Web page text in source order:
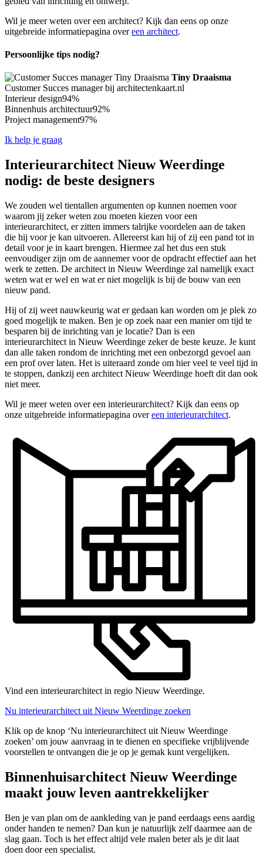
Wil je meer weten over een architect? Kijk dan eens op onze
uitgebreide informatiepagina overeen architect.
Persoonlijke tips nodig?
Tiny Draaisma
Customer Succes manager bij architectenkaart.nl
Interieur design94%
Binnenhuis architectuur92%
Project management97%
Ik help je graag
Interieurarchitect Nieuw Weerdinge
nodig: de beste designers
We zouden wel tientallen argumenten op kunnen noemen voor
waarom jij zeker weten zou moeten kiezen voor een
interieurarchitect, er zitten immers talrijke voordelen aan de taken
die hij voor je kan uitvoeren. Allereerst kan hij of zij een pand tot in
detail voor je in kaart brengen. Hiermee zal het dus een stuk
eenvoudiger zijn om de aannemer voor de opdracht effectief aan het
werk te zetten. De architect in Nieuw Weerdinge zal namelijk exact
weten wat er wel en wat er niet mogelijk is bij de bouw van een
nieuw pand.
Hij of zij weet nauwkeurig wat er gedaan kan worden om je plek zo
goed mogelijk te maken. Ben je op zoek naar een manier om tijd te
besparen bij de inrichting van je locatie? Dan is een
interieurarchitect in Nieuw Weerdinge zeker de beste keuze. Je kunt
dan alle taken rondom de inrichting met een onbezorgd gevoel aan
een prof over laten. Het is uiteraard zonde om hier veel te veel tijd in
te stoppen, dankzij een architect Nieuw Weerdinge hoeft dit dan ook
niet meer.
Wil je meer weten over een interieurarchitect? Kijk dan eens op
onze uitgebreide informatiepagina overeen interieurarchitect.
Vind een interieurarchitect in regio Nieuw Weerdinge.
Nu interieurarchitect uit Nieuw Weerdinge zoeken
Klik op de knop ‘Nu interieurarchitect uit Nieuw Weerdinge
zoeken’ om jouw aanvraag in te dienen en specifieke vrijblijvende
voorstellen te ontvangen die je op je gemak kunt vergelijken.
Binnenhuisarchitect Nieuw Weerdinge
maakt jouw leven aantrekkelijker
Ben je van plan om de aankleding van je pand eerdaags eens aardig
onder handen te nemen? Dan kun je natuurlijk zelf daarmee aan de
slag gaan. Toch is het effect altijd vele malen beter als je dit laat
doen door een specialist.